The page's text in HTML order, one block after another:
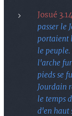
Josué
passer le
portaient
le
l'arche
pieds se
Jourdain
le temps
d'en haut